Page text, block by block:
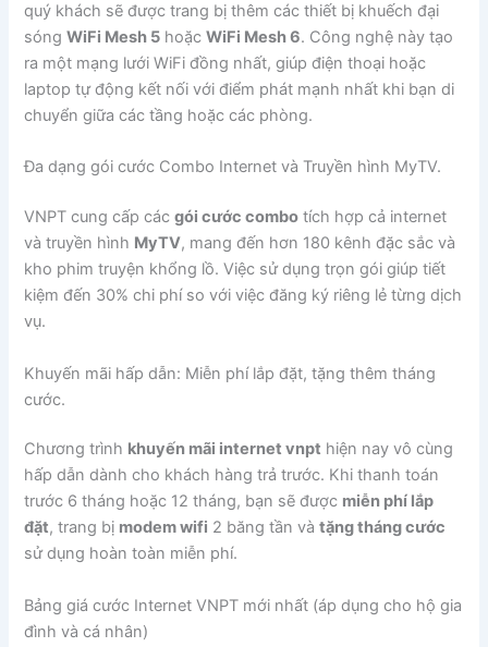
quý khách sẽ được trang bị thêm các thiết bị khuếch đại
sóngWiFi Mesh 5 hoặcWiFi Mesh 6. Công nghệ này tạo
ra một mạng lưới WiFi đồng nhất, giúp điện thoại hoặc
laptop tự động kết nối với điểm phát mạnh nhất khi bạn di
chuyển giữa các tầng hoặc các phòng.
Đa dạng gói cước Combo Internet và Truyền hình MyTV.
VNPT cung cấp cácgói cước combo tích hợp cả internet
và truyền hình MyTV, mang đến hơn 180 kênh đặc sắc và
kho phim truyện khổng lồ. Việc sử dụng trọn gói giúp tiết
kiệm đến 30% chi phí so với việc đăng ký riêng lẻ từng dịch
vụ.
Khuyến mãi hấp dẫn: Miễn phí lắp đặt, tặng thêm tháng
cước.
Chương trình khuyến mãi internet vnpt hiện nay vô cùng
hấp dẫn dành cho khách hàng trả trước. Khi thanh toán
trước 6 tháng hoặc 12 tháng, bạn sẽ được miễn phí lắp
đặt, trang bị modem wifi 2 băng tần vàtặng tháng cước
sử dụng hoàn toàn miễn phí.
Bảng giá cước Internet VNPT mới nhất (áp dụng cho hộ gia
đình và cá nhân)